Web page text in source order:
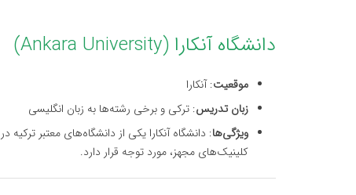
دانشگاه آنکارا (Ankara University)
موقعیت: آنکارا
زبان تدریس: ترکی و برخی رشته‌ها به زبان انگلیسی
ویژگی‌ها: دانشگاه آنکارا یکی از دانشگاه‌های معتبر
کلینیک‌های مجهز، مورد توجه قرار دارد.